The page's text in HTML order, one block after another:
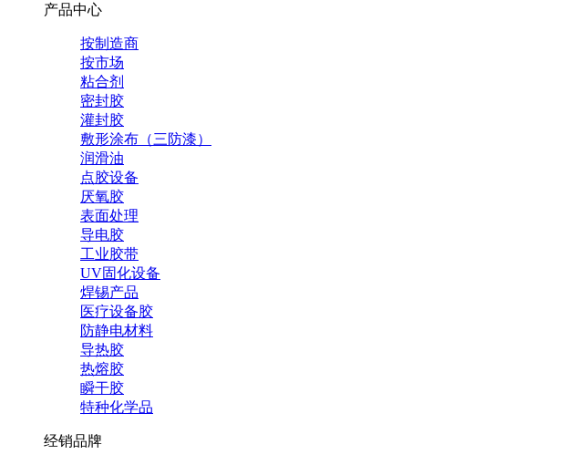
产品中心
按制造商
按市场
粘合剂
密封胶
灌封胶
敷形涂布（三防漆）
润滑油
点胶设备
厌氧胶
表面处理
导电胶
工业胶带
UV固化设备
焊锡产品
医疗设备胶
防静电材料
导热胶
热熔胶
瞬干胶
特种化学品
经销品牌